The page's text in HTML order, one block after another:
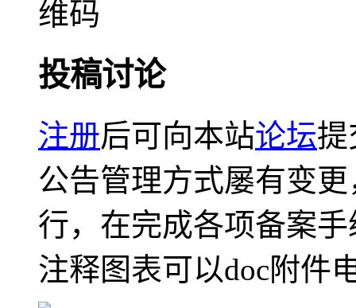
投稿讨论
注册后可向本站论坛提
公告管理方式屡有变
行，在完成各项备案
注释图表可以doc附件